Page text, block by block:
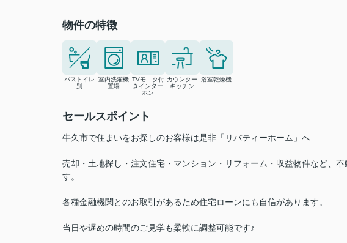
物件の特徴
バストイレ
別
室内洗濯機
置場
TVモニタ付
きインター
ホン
カウンター
キッチン
浴室乾燥機
セールスポイント
牛久市で住まいをお探しのお客様は是非「リバティーホーム」へ
売却・土地探し・注文住宅・マンション・リフォーム・収益物件など、
す。
各種金融機関とのお取引があるため住宅ローンにも自信があります。
当日や遅めの時間のご見学も柔軟に調整可能です♪